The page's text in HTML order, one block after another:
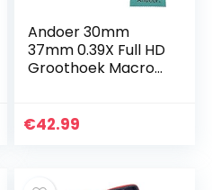
Andoer 30mm
37mm 0.39X Full HD
Groothoek Macro
Video Camera
€42.99